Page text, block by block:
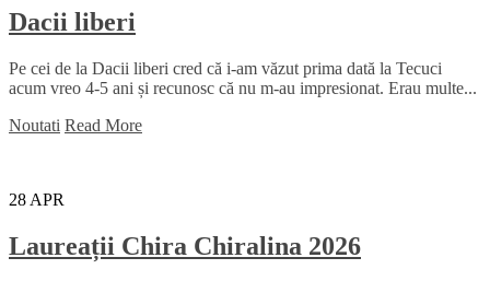
Dacii liberi
Pe cei de la Dacii liberi cred că i-am văzut prima dată la Tecuci
acum vreo 4-5 ani și recunosc că nu m-au impresionat. Erau multe...
Noutati Read More
28 APR
Laureații Chira Chiralina 2026